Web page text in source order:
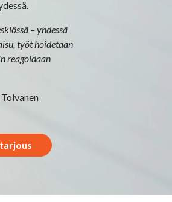
– yhdessä
työt hoidetaan
reagoidaan